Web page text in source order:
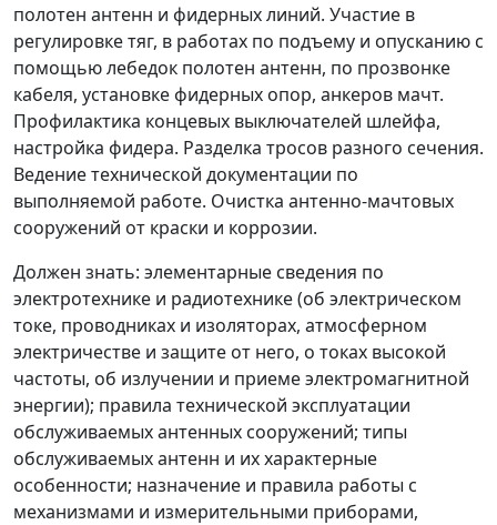
полотен антенн и фидерных линий. Участие в
регулировке тяг, в работах по подъему и опусканию с
помощью лебедок полотен антенн, по прозвонке
кабеля, установке фидерных опор, анкеров мачт.
Профилактика концевых выключателей шлейфа,
настройка фидера. Разделка тросов разного сечения.
Ведение технической документации по
выполняемой работе. Очистка антенно-мачтовых
сооружений от краски и коррозии.
Должен знать: элементарные сведения по
электротехнике и радиотехнике (об электрическом
токе, проводниках и изоляторах, атмосферном
электричестве и защите от него, о токах высокой
частоты, об излучении и приеме электромагнитной
энергии); правила технической эксплуатации
обслуживаемых антенных сооружений; типы
обслуживаемых антенн и их характерные
особенности; назначение и правила работы с
механизмами и измерительными приборами,